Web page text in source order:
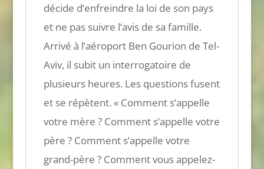
décide d’enfreindre la loi de son pays
et ne pas suivre l’avis de sa famille.
Arrivé à l’aéroport Ben Gourion de Tel-
Aviv, il subit un interrogatoire de
plusieurs heures. Les questions fusent
et se répètent. « Comment s’appelle
votre mère ? Comment s’appelle votre
père ? Comment s’appelle votre
grand-père ? Comment vous appelez-